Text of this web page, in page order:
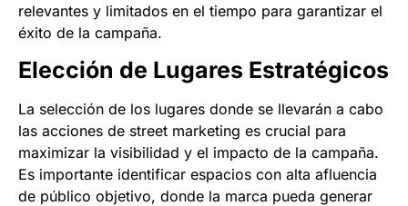
relevantes y limitados en el tiempo para garantizar el
éxito de la campaña.
Elección de Lugares Estratégicos
La selección de los lugares donde se llevarán a cabo
las acciones de street marketing es crucial para
maximizar la visibilidad y el impacto de la campaña.
Es importante identificar espacios con alta afluencia
de público objetivo, donde la marca pueda generar